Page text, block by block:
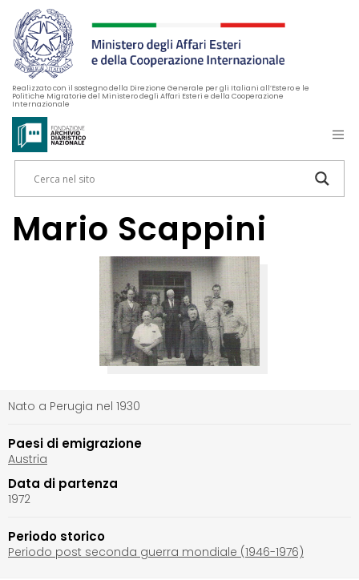
Realizzato con il sostegno della Direzione Generale per gli Italiani all’Estero e le
Politiche Migratorie del Ministero degli Affari Esteri e della Cooperazione
Internazionale
Mario Scappini
Nato a Perugia nel 1930
Paesi di emigrazione
Austria
Data di partenza
1972
Periodo storico
Periodo post seconda guerra mondiale (1946-1976)